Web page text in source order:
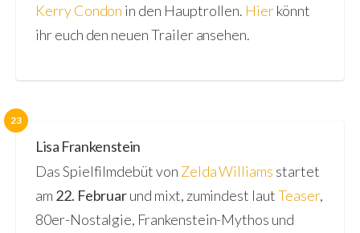
Kerry Condon in den Hauptrollen. Hierkönnt
ihr euch den neuen Trailer ansehen.
23
Lisa Frankenstein
Das Spielfilmdebüt von Zelda Williams startet
am 22. Februarund mixt, zumindest lautTeaser,
80er-Nostalgie, Frankenstein-Mythos und